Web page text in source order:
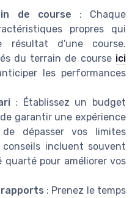
de course : Chaque
propres qui
résultat d'une course.
du terrain de course ici
les performances
: Établissez un budget
garantir une expérience
dépasser vos limites
incluent souvent
pour améliorer vos
: Prenez le temps